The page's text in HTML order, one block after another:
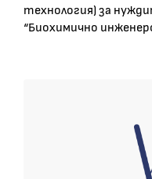
технология) за
“Биохимично